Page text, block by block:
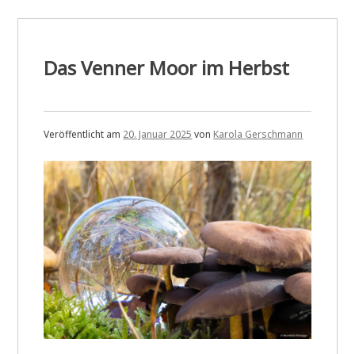
Das Venner Moor im Herbst
Veröffentlicht am 20. Januar 2025 von Karola Gerschmann